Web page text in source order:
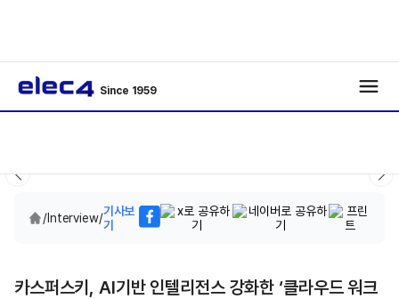
Since 1959
/Interview/기사보
기
카스퍼스키, AI기반 인텔리전스 강화한 ‘클라우드 워크